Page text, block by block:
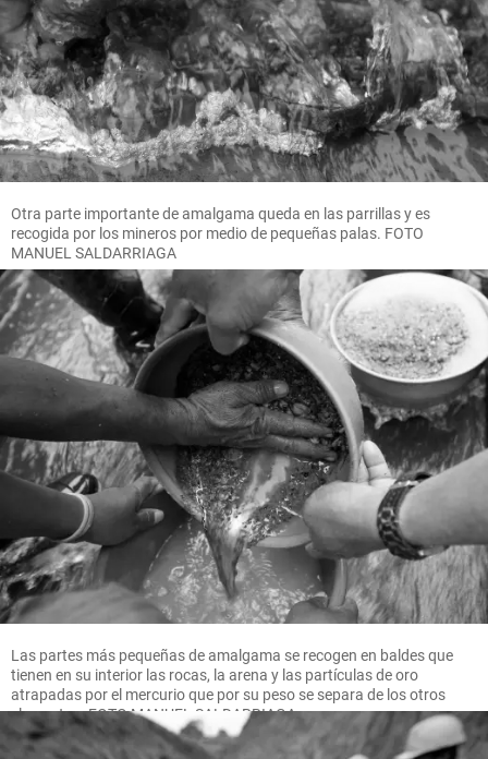
Otra parte importante de amalgama queda en las parrillas y es
recogida por los mineros por medio de pequeñas palas. FOTO
MANUEL SALDARRIAGA
Las partes más pequeñas de amalgama se recogen en baldes que
tienen en su interior las rocas, la arena y las partículas de oro
atrapadas por el mercurio que por su peso se separa de los otros
elementos. FOTO MANUEL SALDARRIAGA